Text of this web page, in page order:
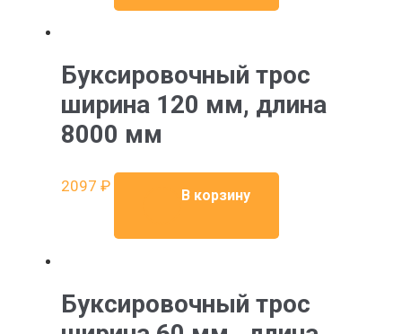
Буксировочный трос
ширина 120 мм, длина
8000 мм
2097 ₽
В корзину
Буксировочный трос